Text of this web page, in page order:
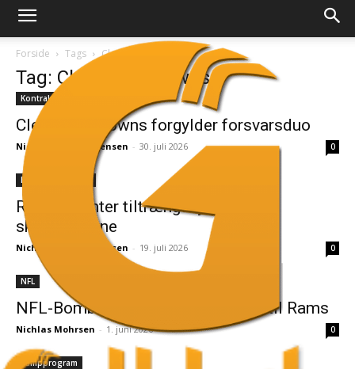
Forside Tags Cleveland Browns
Tag: Cleveland Browns
Kontraktforlængelse
Cleveland Browns forgylder forsvarsduo
Nicholas Isak Jørgensen - 30. juli 2026 0
Baltimore Ravens
Ravens henter tiltrængt hjælp til
skyttegravene
Nicholas Isak Jørgensen - 19. juli 2026 0
NFL
NFL-Bombe! Myles Garrett traded til Rams
Nichlas Mohrsen - 1. juni 2026 0
kampprogram